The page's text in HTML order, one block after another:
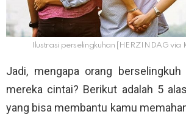
Ilustrasi perselingkuhan [HERZINDAG via
Jadi, mengapa orang
mereka cintai? Berikut adalah 5
yang bisa membantu kamu